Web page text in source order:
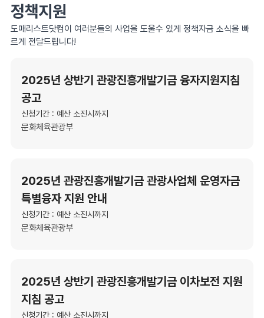
정책지원
도매리스트닷컴이 여러분들의 사업을 도울수 있게 정책자금 소식을 빠
르게 전달드립니다!
2025년 상반기 관광진흥개발기금 융자지원지침
공고
신청기간 : 예산 소진시까지
문화체육관광부
2025년 관광진흥개발기금 관광사업체 운영자금
특별융자 지원 안내
신청기간 : 예산 소진시까지
문화체육관광부
2025년 상반기 관광진흥개발기금 이차보전 지원
지침 공고
신청기간 : 예산 소진시까지